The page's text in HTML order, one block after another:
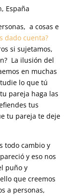
España
a cosas e
dado cuenta?
si sujetamos,
La ilusión del
en muchas
lo que tú
pareja haga las
tus
tu pareja te deje
todo cambio y
y eso nos
puño y
que creemos
a personas,